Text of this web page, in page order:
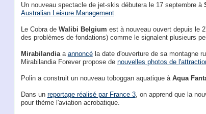
Un nouveau spectacle de jet-skis débutera le 17 septembre à
Australian Leisure Management.
Le Cobra de Walibi Belgium est à nouveau ouvert depuis le
des problèmes de fondations) comme le signalent plusieurs
Mirabilandiaa annoncéla date d'ouverture de sa montagne
Mirabilandia Forever propose de nouvelles photos de
Polin a construit un nouveau toboggan aquatique à Aqua
Dans un reportage réalisé par France 3, on apprend que la
pour thème l'aviation acrobatique.